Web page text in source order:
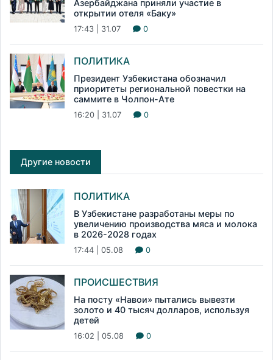
Азербайджана приняли участие в
открытии отеля «Баку»
17:43 | 31.07 0
ПОЛИТИКА
Президент Узбекистана обозначил
приоритеты региональной повестки на
саммите в Чолпон-Ате
16:20 | 31.07 0
Другие новости
ПОЛИТИКА
В Узбекистане разработаны меры по
увеличению производства мяса и молока
в 2026-2028 годах
17:44 | 05.08 0
ПРОИСШЕСТВИЯ
На посту «Навои» пытались вывезти
золото и 40 тысяч долларов, используя
детей
16:02 | 05.08 0